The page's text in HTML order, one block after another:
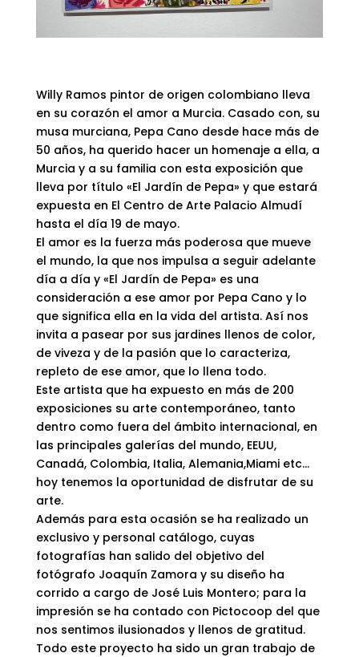
Willy Ramos pintor de origen colombiano lleva
en su corazón el amor a Murcia. Casado con, su
musa murciana, Pepa Cano desde hace más de
50 años, ha querido hacer un homenaje a ella, a
Murcia y a su familia con esta exposición que
lleva por título «El Jardín de Pepa» y que estará
expuesta en El Centro de Arte Palacio Almudí
hasta el día 19 de mayo.
El amor es la fuerza más poderosa que mueve
el mundo, la que nos impulsa a seguir adelante
día a día y «El Jardín de Pepa» es una
consideración a ese amor por Pepa Cano y lo
que significa ella en la vida del artista. Así nos
invita a pasear por sus jardines llenos de color,
de viveza y de la pasión que lo caracteriza,
repleto de ese amor, que lo llena todo.
Este artista que ha expuesto en más de 200
exposiciones su arte contemporáneo, tanto
dentro como fuera del ámbito internacional, en
las principales galerías del mundo, EEUU,
Canadá, Colombia, Italia, Alemania,Miami etc…
hoy tenemos la oportunidad de disfrutar de su
arte.
Además para esta ocasión se ha realizado un
exclusivo y personal catálogo, cuyas
fotografías han salido del objetivo del
fotógrafo Joaquín Zamora y su diseño ha
corrido a cargo de José Luis Montero; para la
impresión se ha contado con Pictocoop del que
nos sentimos ilusionados y llenos de gratitud.
Todo este proyecto ha sido un gran trabajo de